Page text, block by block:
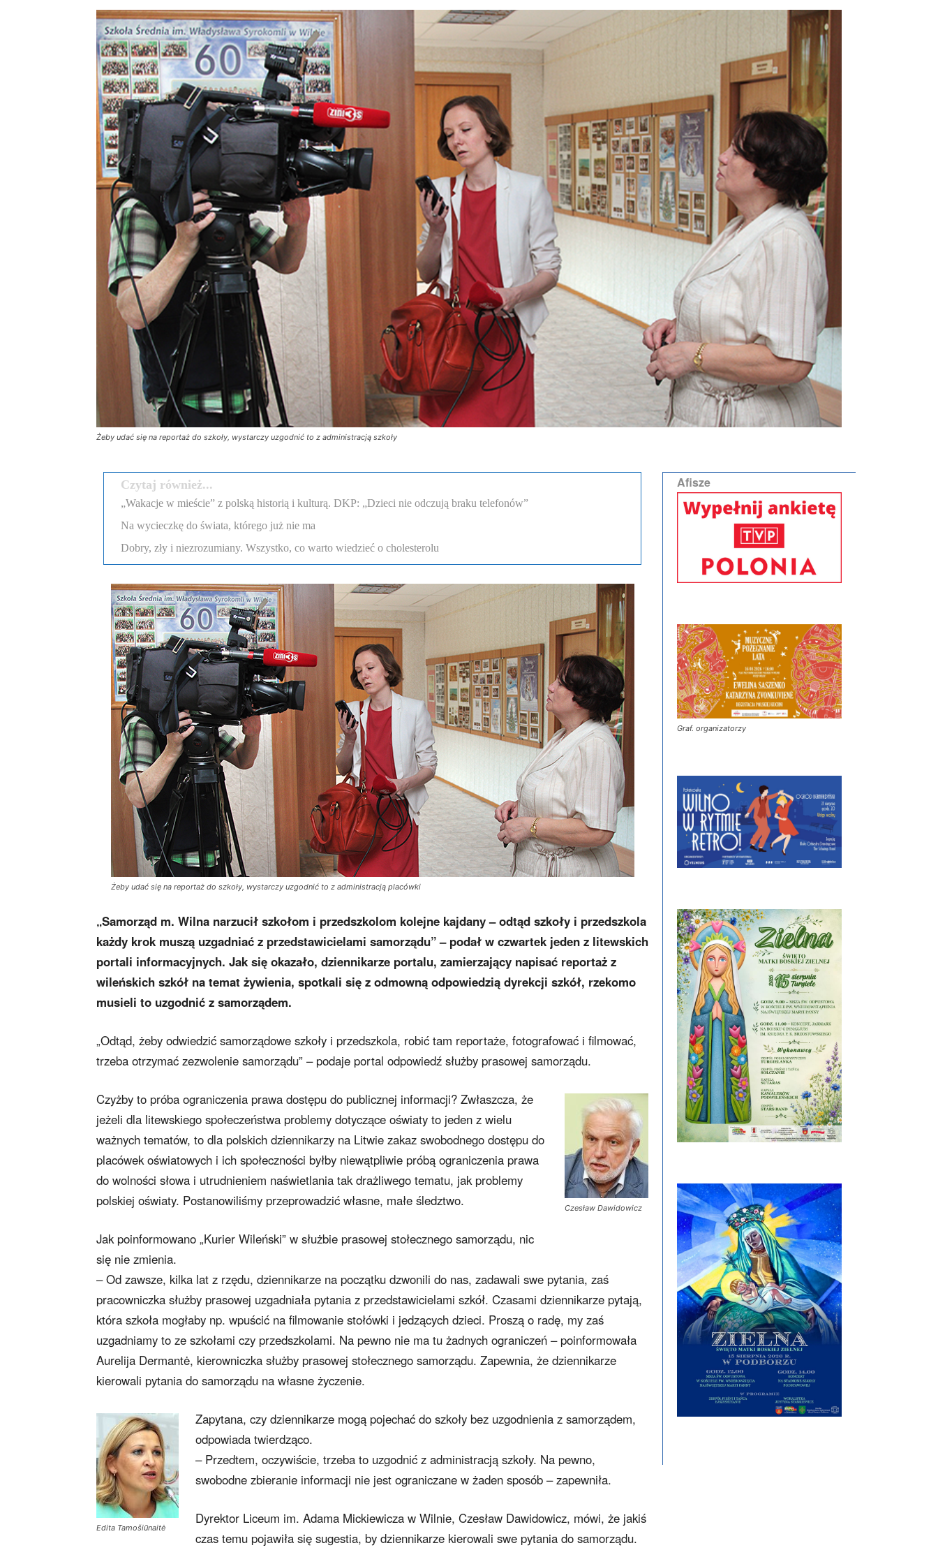
Żeby udać się na reportaż do szkoły, wystarczy uzgodnić to z administracją szkoły
Czytaj również...
„Wakacje w mieście” z polską historią i kulturą. DKP: „Dzieci nie odczują braku telefonów”
Na wycieczkę do świata, którego już nie ma
Dobry, zły i niezrozumiany. Wszystko, co warto wiedzieć o cholesterolu
Żeby udać się na reportaż do szkoły, wystarczy uzgodnić to z administracją placówki
„Samorząd m. Wilna narzucił szkołom i przedszkolom kolejne kajdany – odtąd szkoły i przedszkola
każdy krok muszą uzgadniać z przedstawicielami samorządu” – podał w czwartek jeden z litewskich
portali informacyjnych. Jak się okazało, dziennikarze portalu, zamierzający napisać reportaż z
wileńskich szkół na temat żywienia, spotkali się z odmowną odpowiedzią dyrekcji szkół, rzekomo
musieli to uzgodnić z samorządem.
„Odtąd, żeby odwiedzić samorządowe szkoły i przedszkola, robić tam reportaże, fotografować i filmować,
trzeba otrzymać zezwolenie samorządu” – podaje portal odpowiedź służby prasowej samorządu.
Czesław Dawidowicz
Czyżby to próba ograniczenia prawa dostępu do publicznej informacji? Zwłaszcza, że
jeżeli dla litewskiego społeczeństwa problemy dotyczące oświaty to jeden z wielu
ważnych tematów, to dla polskich dziennikarzy na Litwie zakaz swobodnego dostępu do
placówek oświatowych i ich społeczności byłby niewątpliwie próbą ograniczenia prawa
do wolności słowa i utrudnieniem naświetlania tak drażliwego tematu, jak problemy
polskiej oświaty. Postanowiliśmy przeprowadzić własne, małe śledztwo.
Jak poinformowano „Kurier Wileński” w służbie prasowej stołecznego samorządu, nic
się nie zmienia.
– Od zawsze, kilka lat z rzędu, dziennikarze na początku dzwonili do nas, zadawali swe pytania, zaś
pracowniczka służby prasowej uzgadniała pytania z przedstawicielami szkół. Czasami dziennikarze pytają,
która szkoła mogłaby np. wpuścić na filmowanie stołówki i jedzących dzieci. Proszą o radę, my zaś
uzgadniamy to ze szkołami czy przedszkolami. Na pewno nie ma tu żadnych ograniczeń – poinformowała
Aurelija Dermantė, kierowniczka służby prasowej stołecznego samorządu. Zapewnia, że dziennikarze
kierowali pytania do samorządu na własne życzenie.
Edita Tamošiūnaitė
Zapytana, czy dziennikarze mogą pojechać do szkoły bez uzgodnienia z samorządem,
odpowiada twierdząco.
– Przedtem, oczywiście, trzeba to uzgodnić z administracją szkoły. Na pewno,
swobodne zbieranie informacji nie jest ograniczane w żaden sposób – zapewniła.
Dyrektor Liceum im. Adama Mickiewicza w Wilnie, Czesław Dawidowicz, mówi, że jakiś
czas temu pojawiła się sugestia, by dziennikarze kierowali swe pytania do samorządu.
Afisze
Graf. organizatorzy